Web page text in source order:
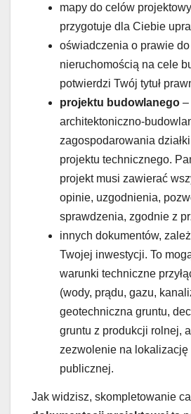
mapy do celów
przygotuje dla Ciebie
oświadczenia o prawie
nieruchomością na cele
potwierdzi Twój tytuł
projektu budowlanego –
architektoniczno-
zagospodarowania
projektu technicznego.
projekt musi zawierać
opinie, uzgodnienia,
sprawdzenia, zgodnie z
innych dokumentów,
Twojej inwestycji. To
warunki techniczne
(wody, prądu, gazu,
geotechniczna gruntu,
gruntu z produkcji rolnej,
zezwolenie na lokalizację
publicznej.
Jak widzisz, skompletowanie